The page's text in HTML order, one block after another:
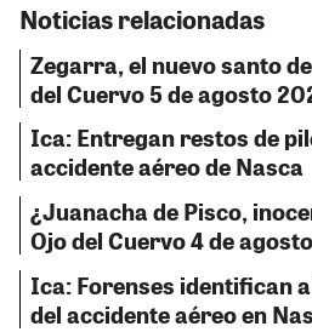
Noticias relacionadas
Zegarra, el nuevo santo
del Cuervo 5 de agosto
Ica: Entregan restos de
accidente aéreo de Nasca
¿Juanacha de Pisco,
Ojo del Cuervo 4 de
Ica: Forenses identifican
del accidente aéreo en